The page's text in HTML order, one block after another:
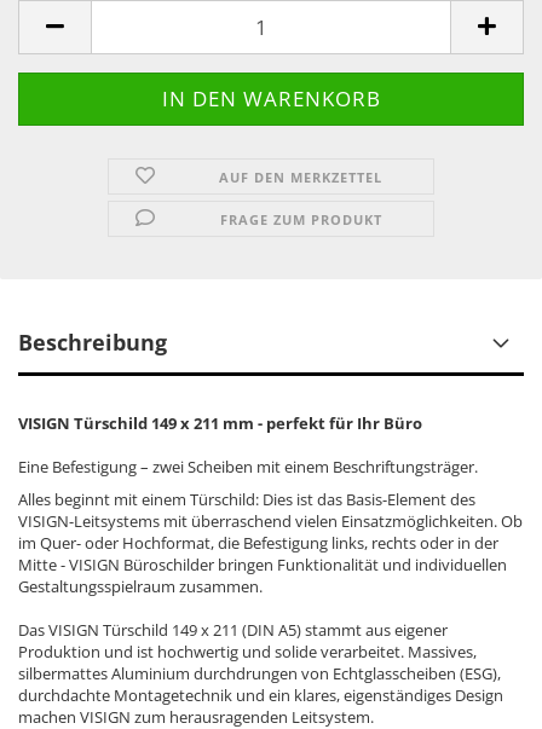
AUF DEN MERKZETTEL
FRAGE ZUM PRODUKT
Beschreibung
VISIGN Türschild 149 x 211 mm - perfekt für Ihr Büro
Eine Befestigung – zwei Scheiben mit einem Beschriftungsträger.
Alles beginnt mit einem Türschild: Dies ist das Basis-Element des
VISIGN-Leitsystems mit überraschend vielen Einsatzmöglichkeiten. Ob
im Quer- oder Hochformat, die Befestigung links, rechts oder in der
Mitte - VISIGN Büroschilder bringen Funktionalität und individuellen
Gestaltungsspielraum zusammen.
Das VISIGN Türschild 149 x 211 (DIN A5) stammt aus eigener
Produktion und ist hochwertig und solide verarbeitet. Massives,
silbermattes Aluminium durchdrungen von Echtglasscheiben (ESG),
durchdachte Montagetechnik und ein klares, eigenständiges Design
machen VISIGN zum herausragenden Leitsystem.